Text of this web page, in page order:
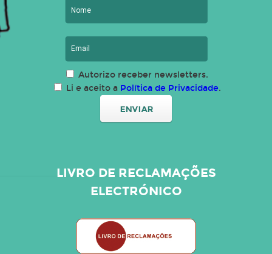
Autorizo receber newsletters.
Li e aceito a Política de Privacidade.
LIVRO DE RECLAMAÇÕES
ELECTRÓNICO